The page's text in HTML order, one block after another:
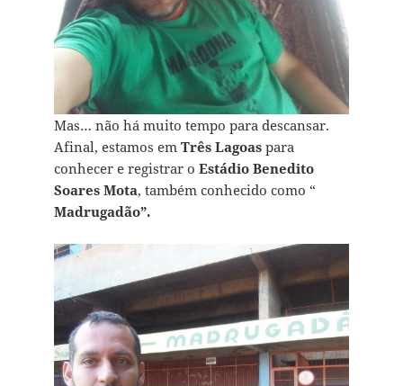
Mas… não há muito tempo para descansar.
Afinal, estamos em Três Lagoaspara
conhecer e registrar o Estádio Benedito
Soares Mota, também conhecido como “
Madrugadão”.